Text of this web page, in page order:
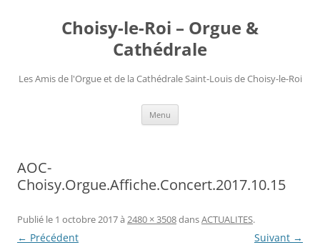
Choisy-le-Roi – Orgue &
Cathédrale
Les Amis de l'Orgue et de la Cathédrale Saint-Louis de Choisy-le-Roi
Menu
AOC-
Choisy.Orgue.Affiche.Concert.2017.10.15
Publié le 1 octobre 2017à 2480 × 3508dansACTUALITES.
← Précédent Suivant →